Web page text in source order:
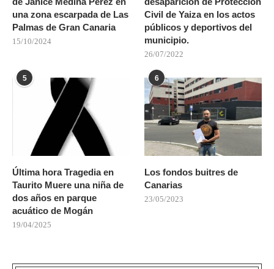
una zona escarpada de Las
Palmas de Gran Canaria
15/10/2024
Civil de Yaiza en los actos
públicos y deportivos del
municipio.
26/07/2022
5
Última hora Tragedia en
Taurito Muere una niña de
dos años en parque
acuático de Mogán
19/04/2025
6
Los fondos buitres de
Canarias
23/05/2023